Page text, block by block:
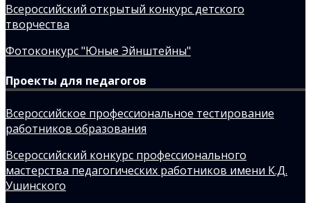
Всероссийский открытый конкурс детского
творчества
Фотоконкурс "Юные Эйнштейны"
Проекты для педагогов
Всероссийское профессиональное тестирование
работников образования
Всероссийский конкурс профессионального
мастерства педагогических работников имени К.Д.
Ушинского